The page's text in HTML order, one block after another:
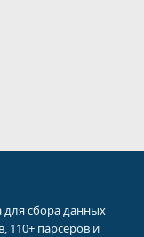
для сбора данных
110+ парсеров и